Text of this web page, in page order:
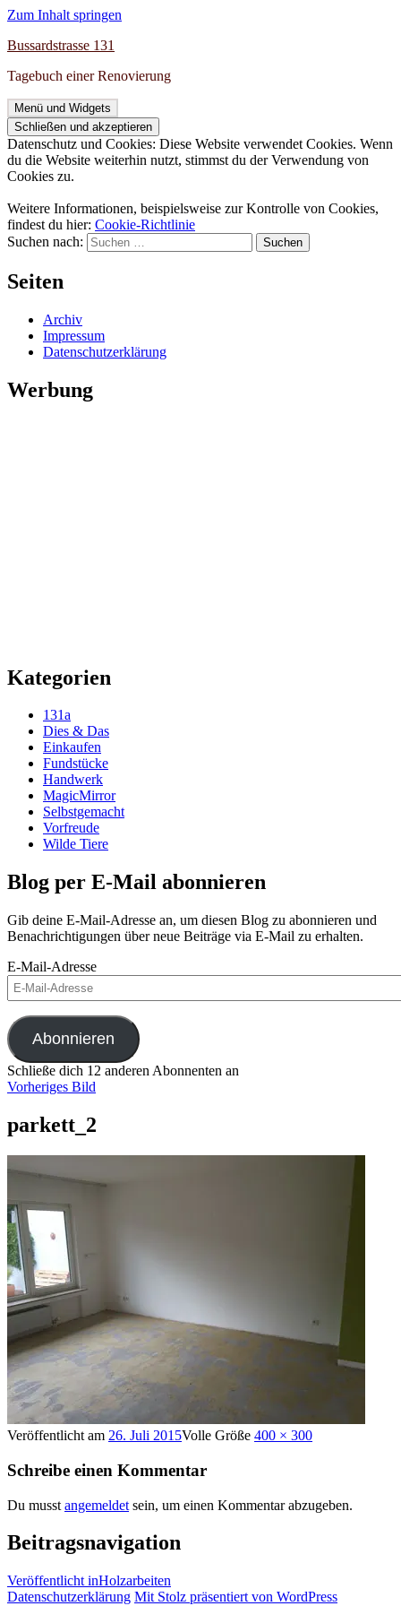
Zum Inhalt springen
Bussardstrasse 131
Tagebuch einer Renovierung
Menü und Widgets
Datenschutz und Cookies: Diese Website verwendet Cookies. Wenn
du die Website weiterhin nutzt, stimmst du der Verwendung von
Cookies zu.
Weitere Informationen, beispielsweise zur Kontrolle von Cookies,
findest du hier: Cookie-Richtlinie
Suchen nach:
Seiten
Archiv
Impressum
Datenschutzerklärung
Werbung
Kategorien
131a
Dies & Das
Einkaufen
Fundstücke
Handwerk
MagicMirror
Selbstgemacht
Vorfreude
Wilde Tiere
Blog per E-Mail abonnieren
Gib deine E-Mail-Adresse an, um diesen Blog zu abonnieren und
Benachrichtigungen über neue Beiträge via E-Mail zu erhalten.
E-Mail-Adresse
Abonnieren
Schließe dich 12 anderen Abonnenten an
Vorheriges Bild
parkett_2
Veröffentlicht am 26. Juli 2015Volle Größe 400 × 300
Schreibe einen Kommentar
Du musst angemeldet sein, um einen Kommentar abzugeben.
Beitragsnavigation
Veröffentlicht inHolzarbeiten
Datenschutzerklärung Mit Stolz präsentiert von WordPress